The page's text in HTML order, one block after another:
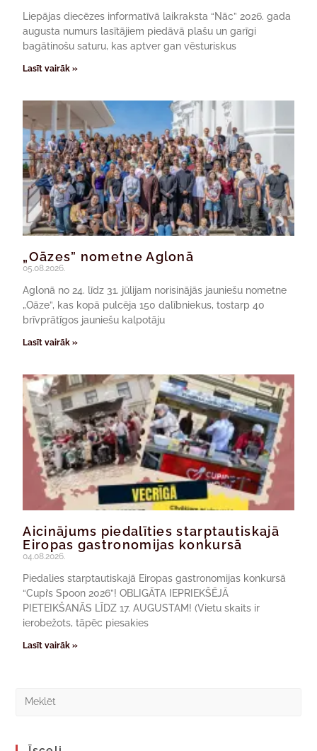
Liepājas diecēzes informatīvā laikraksta “Nāc” 2026. gada
augusta numurs lasītājiem piedāvā plašu un garīgi
bagātinošu saturu, kas aptver gan vēsturiskus
Lasīt vairāk »
„Oāzes” nometne Aglonā
05.08.2026.
Aglonā no 24. līdz 31. jūlijam norisinājās jauniešu nometne
„Oāze”, kas kopā pulcēja 150 dalībniekus, tostarp 40
brīvprātīgos jauniešu kalpotāju
Lasīt vairāk »
Aicinājums piedalīties starptautiskajā
Eiropas gastronomijas konkursā
04.08.2026.
Piedalies starptautiskajā Eiropas gastronomijas konkursā
“Cupi’s Spoon 2026”! OBLIGĀTA IEPRIEKŠĒJĀ
PIETEIKŠANĀS LĪDZ 17. AUGUSTAM! (Vietu skaits ir
ierobežots, tāpēc piesakies
Lasīt vairāk »